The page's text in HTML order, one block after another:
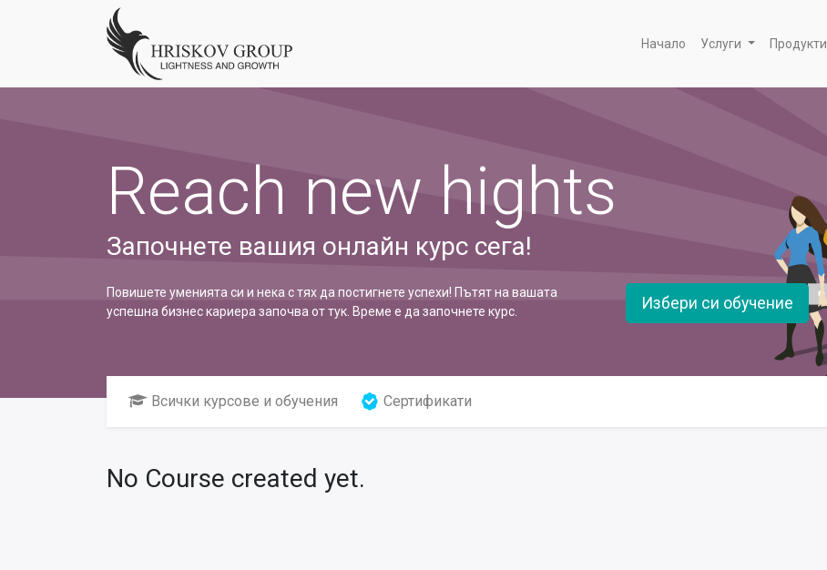
Начало Услуги Продукти
Reach new hights
Започнете вашия онлайн курс сега!
Повишете уменията си и нека с тях да постигнете успехи! Пътят на вашата
успешна бизнес кариера започва от тук. Време е да започнете курс.
Избери си обучение
Всички курсове и обучения Сертификати
No Course created yet.